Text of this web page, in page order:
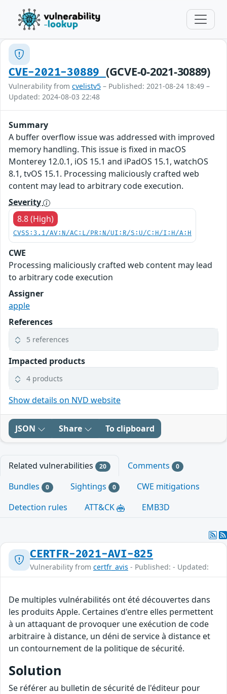
CVE-2021-30889 (GCVE-0-2021-30889)
Vulnerability from cvelistv5 – Published: 2021-08-24 18:49 –
Updated: 2024-08-03 22:48
Summary
A buffer overflow issue was addressed with improved
memory handling. This issue is fixed in macOS
Monterey 12.0.1, iOS 15.1 and iPadOS 15.1, watchOS
8.1, tvOS 15.1. Processing maliciously crafted web
content may lead to arbitrary code execution.
Severity
8.8 (High)
CVSS:3.1/AV:N/AC:L/PR:N/UI:R/S:U/C:H/I:H/A:H
CWE
Processing maliciously crafted web content may lead
to arbitrary code execution
Assigner
apple
References
5 references
Impacted products
4 products
Show details on NVD website
JSON Share To clipboard
Related vulnerabilities 20 Comments 0
Bundles 0 Sightings 0
CWE mitigations
Detection rules
ATT&CK EMB3D
CERTFR-2021-AVI-825
Vulnerability from certfr_avis - Published: - Updated:
De multiples vulnérabilités ont été découvertes dans
les produits Apple. Certaines d'entre elles permettent
à un attaquant de provoquer une exécution de code
arbitraire à distance, un déni de service à distance et
un contournement de la politique de sécurité.
Solution
Se référer au bulletin de sécurité de l'éditeur pour